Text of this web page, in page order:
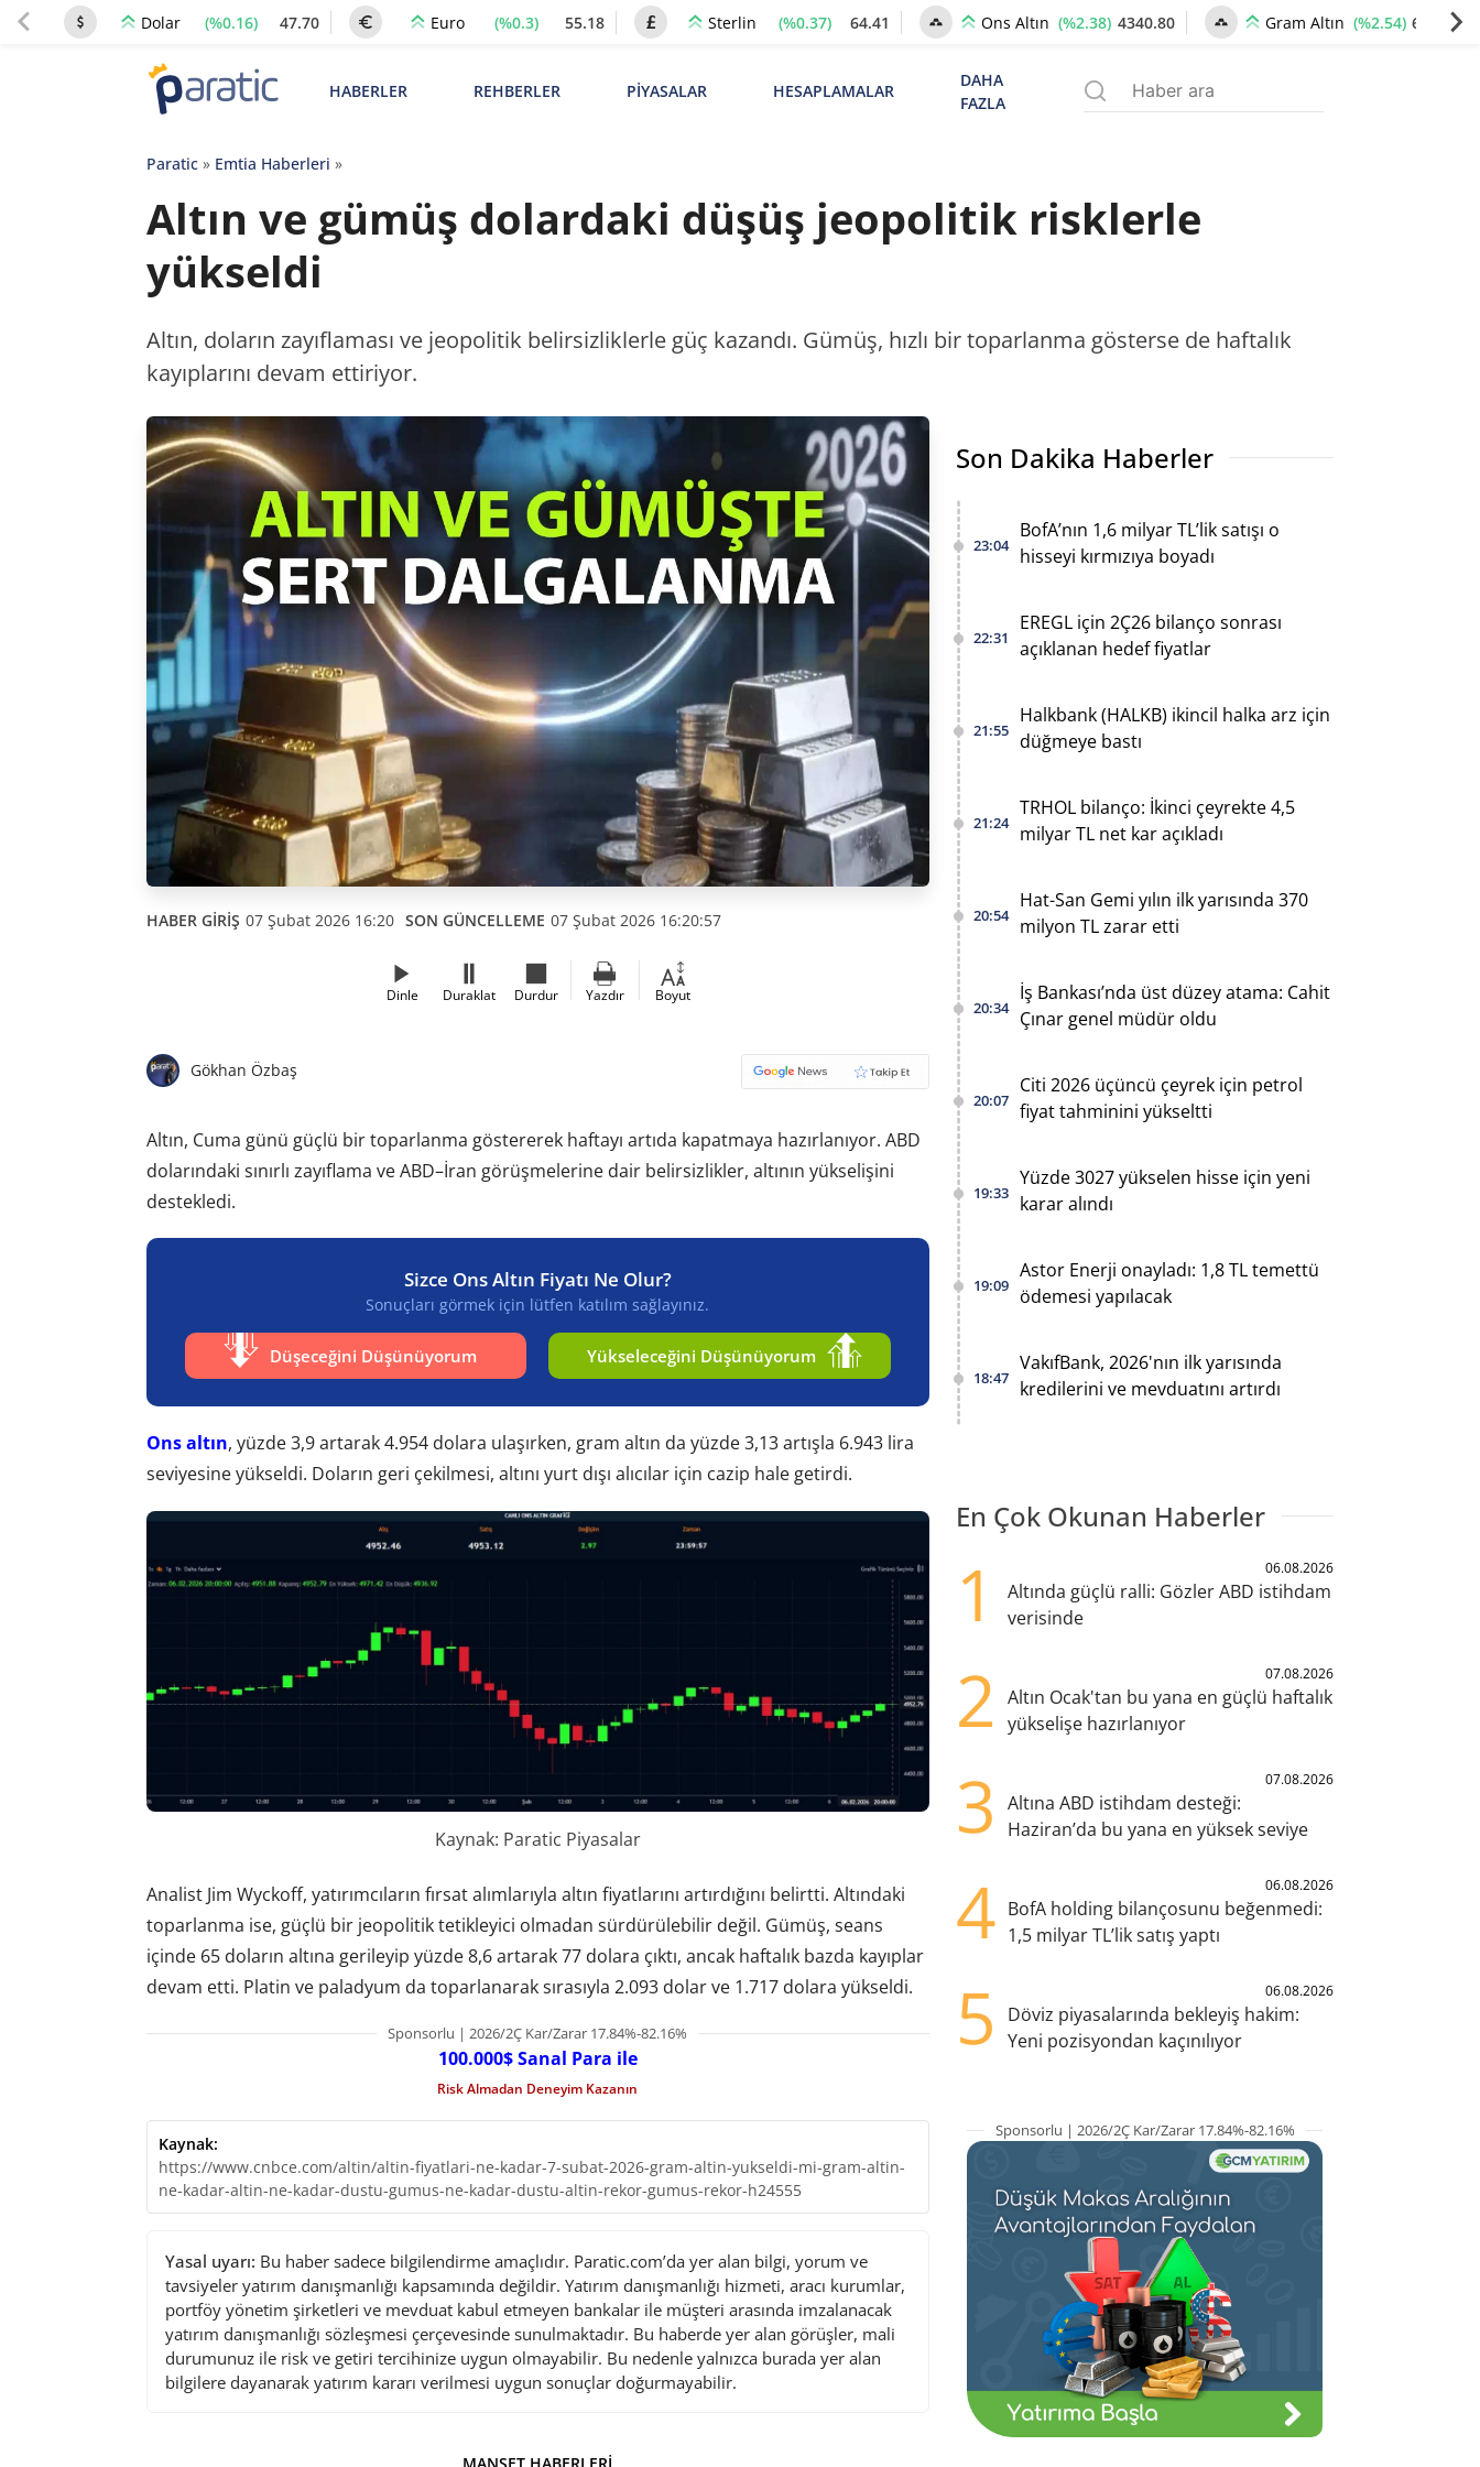
Dolar (%0.16) 47.70 Euro (%0.3) 55.18 Sterlin (%0.37) 64.41 Ons Altın (%2.38) 4340.80 Gram Altın (%2.54) 6657.37
HABERLER REHBERLER PİYASALAR HESAPLAMALAR
DAHA
FAZLA
Paratic» Emtia Haberleri »
Altın ve gümüş dolardaki düşüş jeopolitik risklerle
yükseldi
Altın, doların zayıflaması ve jeopolitik belirsizliklerle güç kazandı. Gümüş, hızlı bir toparlanma gösterse de haftalık
kayıplarını devam ettiriyor.
HABER GİRİŞ 07 Şubat 2026 16:20 SON GÜNCELLEME 07 Şubat 2026 16:20:57
Dinle Duraklat Durdur Yazdır Boyut
Gökhan Özbaş
Altın, Cuma günü güçlü bir toparlanma göstererek haftayı artıda kapatmaya hazırlanıyor. ABD
dolarındaki sınırlı zayıflama ve ABD–İran görüşmelerine dair belirsizlikler, altının yükselişini
destekledi.
Sizce Ons Altın Fiyatı Ne Olur?
Sonuçları görmek için lütfen katılım sağlayınız.
Düşeceğini Düşünüyorum Yükseleceğini Düşünüyorum
Ons altın, yüzde 3,9 artarak 4.954 dolara ulaşırken, gram altın da yüzde 3,13 artışla 6.943 lira
seviyesine yükseldi. Doların geri çekilmesi, altını yurt dışı alıcılar için cazip hale getirdi.
Kaynak: Paratic Piyasalar
Analist Jim Wyckoff, yatırımcıların fırsat alımlarıyla altın fiyatlarını artırdığını belirtti. Altındaki
toparlanma ise, güçlü bir jeopolitik tetikleyici olmadan sürdürülebilir değil. Gümüş, seans
içinde 65 doların altına gerileyip yüzde 8,6 artarak 77 dolara çıktı, ancak haftalık bazda kayıplar
devam etti. Platin ve paladyum da toparlanarak sırasıyla 2.093 dolar ve 1.717 dolara yükseldi.
Sponsorlu | 2026/2Ç Kar/Zarar 17.84%-82.16%
100.000$ Sanal Para ile
Risk Almadan Deneyim Kazanın
Kaynak:
https://www.cnbce.com/altin/altin-fiyatlari-ne-kadar-7-subat-2026-gram-altin-yukseldi-mi-gram-altin-
ne-kadar-altin-ne-kadar-dustu-gumus-ne-kadar-dustu-altin-rekor-gumus-rekor-h24555
Yasal uyarı: Bu haber sadece bilgilendirme amaçlıdır. Paratic.com’da yer alan bilgi, yorum ve
tavsiyeler yatırım danışmanlığı kapsamında değildir. Yatırım danışmanlığı hizmeti, aracı kurumlar,
portföy yönetim şirketleri ve mevduat kabul etmeyen bankalar ile müşteri arasında imzalanacak
yatırım danışmanlığı sözleşmesi çerçevesinde sunulmaktadır. Bu haberde yer alan görüşler, mali
durumunuz ile risk ve getiri tercihinize uygun olmayabilir. Bu nedenle yalnızca burada yer alan
bilgilere dayanarak yatırım kararı verilmesi uygun sonuçlar doğurmayabilir.
Son Dakika Haberler
23:04
BofA’nın 1,6 milyar TL’lik satışı o
hisseyi kırmızıya boyadı
22:31
EREGL için 2Ç26 bilanço sonrası
açıklanan hedef fiyatlar
21:55
Halkbank (HALKB) ikincil halka arz için
düğmeye bastı
21:24
TRHOL bilanço: İkinci çeyrekte 4,5
milyar TL net kar açıkladı
20:54
Hat-San Gemi yılın ilk yarısında 370
milyon TL zarar etti
20:34
İş Bankası’nda üst düzey atama: Cahit
Çınar genel müdür oldu
20:07
Citi 2026 üçüncü çeyrek için petrol
fiyat tahminini yükseltti
19:33
Yüzde 3027 yükselen hisse için yeni
karar alındı
19:09
Astor Enerji onayladı: 1,8 TL temettü
ödemesi yapılacak
18:47
VakıfBank, 2026'nın ilk yarısında
kredilerini ve mevduatını artırdı
En Çok Okunan Haberler
1 06.08.2026
Altında güçlü ralli: Gözler ABD istihdam
verisinde
2 07.08.2026
Altın Ocak'tan bu yana en güçlü haftalık
yükselişe hazırlanıyor
3 07.08.2026
Altına ABD istihdam desteği:
Haziran’da bu yana en yüksek seviye
4 06.08.2026
BofA holding bilançosunu beğenmedi:
1,5 milyar TL’lik satış yaptı
5 06.08.2026
Döviz piyasalarında bekleyiş hakim:
Yeni pozisyondan kaçınılıyor
Sponsorlu | 2026/2Ç Kar/Zarar 17.84%-82.16%